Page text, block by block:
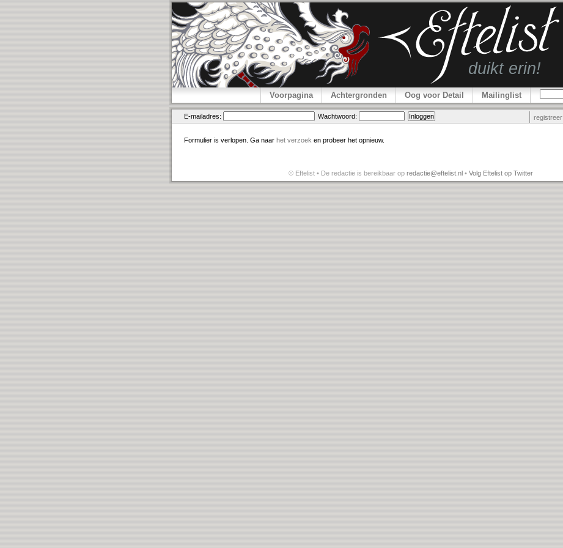
Voorpagina Achtergronden Oog voor Detail Mailinglist
E-mailadres: Wachtwoord: registreer
Formulier is verlopen. Ga naar het verzoek en probeer het opnieuw.
© Eftelist • De redactie is bereikbaar op redactie@eftelist.nl • Volg Eftelist op Twitter